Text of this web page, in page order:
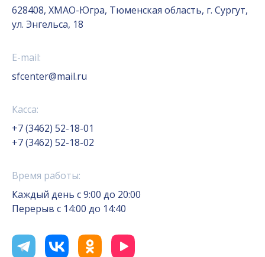
628408, ХМАО-Югра, Тюменская область, г. Сургут,
ул. Энгельса, 18
E-mail:
sfcenter@mail.ru
Касса:
+7 (3462) 52-18-01
+7 (3462) 52-18-02
Время работы:
Каждый день с 9:00 до 20:00
Перерыв с 14:00 до 14:40